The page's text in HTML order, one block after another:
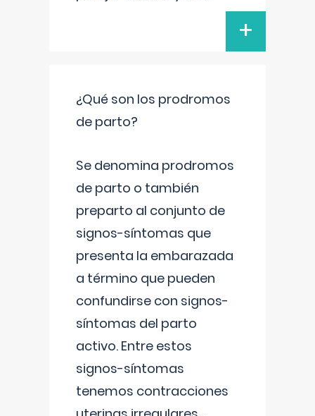
+
¿Qué son los prodromos
de parto?
Se denomina prodromos
de parto o también
preparto al conjunto de
signos-síntomas que
presenta la embarazada
a término que pueden
confundirse con signos-
síntomas del parto
activo. Entre estos
signos-síntomas
tenemos contracciones